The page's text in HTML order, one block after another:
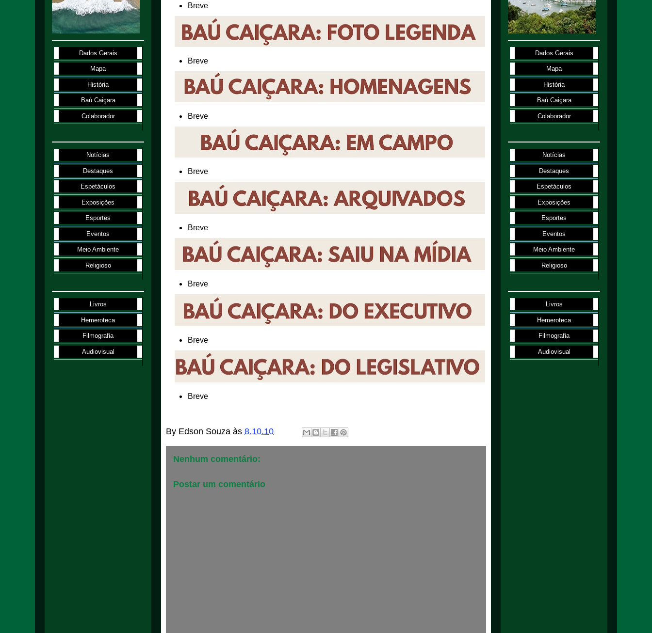
Breve
Breve
Breve
Breve
Breve
Breve
Breve
Breve
By Edson Souza às 8.10.10
Nenhum comentário:
Postar um comentário
Dados Gerais
Mapa
História
Baú Caiçara
Colaborador
Notícias
Destaques
Espetáculos
Exposições
Esportes
Eventos
Meio Ambiente
Religioso
Livros
Hemeroteca
Filmografia
Audiovisual
Dados Gerais
Mapa
História
Baú Caiçara
Colaborador
Notícias
Destaques
Espetáculos
Exposições
Esportes
Eventos
Meio Ambiente
Religioso
Livros
Hemeroteca
Filmografia
Audiovisual